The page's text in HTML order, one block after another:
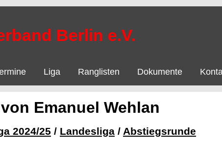
Berlin e.V.
Liga Ranglisten Dokumente
Emanuel Wehlan
2024/25 / Landesliga / Abstiegsrunde